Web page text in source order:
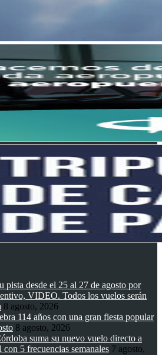
pista desde el 25 al 27 de agosto por
VIDEO. Todos los vuelos serán
8 agosto, 2026
114 años con una gran fiesta popular
8 agosto, 2026
suma su nuevo vuelo directo a
5 frecuencias semanales 7 agosto,